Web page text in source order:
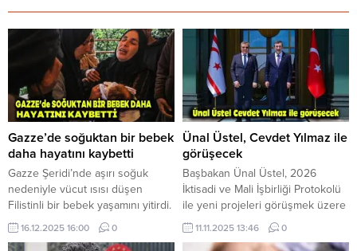
Gazze’de soğuktan bir bebek
daha hayatını kaybetti
Gazze Şeridi’nde aşırı soğuk
nedeniyle vücut ısısı düşen
Filistinli bir bebek yaşamını yitirdi.
Gazze’deki Sağlık Bakanlığı,
yaptığı yazılı açıklamada konuya
16.12.2025 16:00 0
Ünal Üstel, Cevdet Yılmaz ile
görüşecek
Başbakan Ünal Üstel, 2026
İktisadi ve Mali İşbirliği Protokolü
ile yeni projeleri görüşmek üzere
Türkiye Cumhurbaşkanı
Yardımcısı Cevdet Yılmaz’la
11.11.2025 13:46 0